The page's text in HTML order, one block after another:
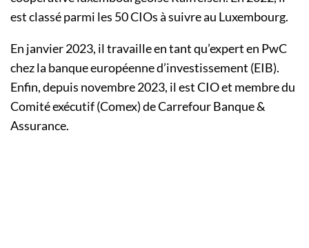
est classé parmi les 50 CIOs à suivre au Luxembourg.
En janvier 2023, il travaille en tant qu’expert en PwC
chez la banque européenne d’investissement (EIB).
Enfin, depuis novembre 2023, il est CIO et membre du
Comité exécutif (Comex) de Carrefour Banque &
Assurance.